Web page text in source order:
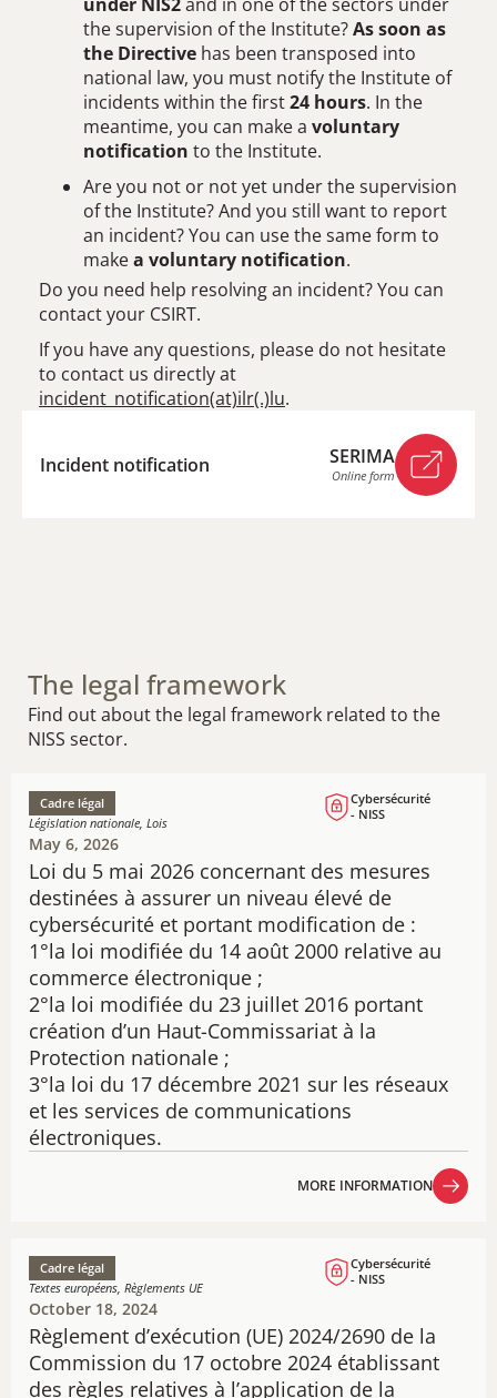
the supervision of the Institute?As soon as
the Directive has been transposed into
national law, you must notify the Institute of
incidents within the first24 hours. In the
meantime, you can make a voluntary
notification to the Institute.
Are you not or not yet under the supervision
of the Institute? And you still want to report
an incident? You can use the same form to
makea voluntary notification.
Do you need help resolving an incident? You can
contact your CSIRT.
If you have any questions, please do not hesitate
to contact us directly at
incident_notification(at)ilr(.)lu.
Incident notification SERIMA
Online form
The legal framework
Find out about the legal framework related to the
NISS sector.
Loi du 5 mai 2026 concernant des mesures
destinées à assurer un niveau élevé de
cybersécurité et portant modification de :
1°la loi modifiée du 14 août 2000 relative au
commerce électronique ;
2°la loi modifiée du 23 juillet 2016 portant
création d’un Haut-Commissariat à la
Protection nationale ;
3°la loi du 17 décembre 2021 sur les réseaux
et les services de communications
électroniques.
Cadre légal
Législation nationale, Lois
Cybersécurité
- NISS
May 6, 2026
MORE INFORMATION
Règlement d’exécution (UE) 2024/2690 de la
Commission du 17 octobre 2024 établissant
des règles relatives à l’application de la
Cadre légal
Textes européens, Règlements UE
Cybersécurité
- NISS
October 18, 2024